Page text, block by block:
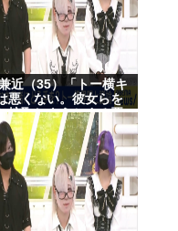
近（35）「トー横キ
悪くない。彼女らを
搾取しようとする悪
たちが問題」